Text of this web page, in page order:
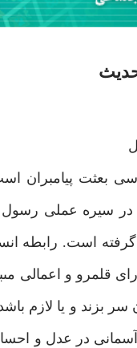
بعثت
در سيره عملى
است. رابطه
قلمرو و اعمالى
بزند و يا لازم
در عدل و